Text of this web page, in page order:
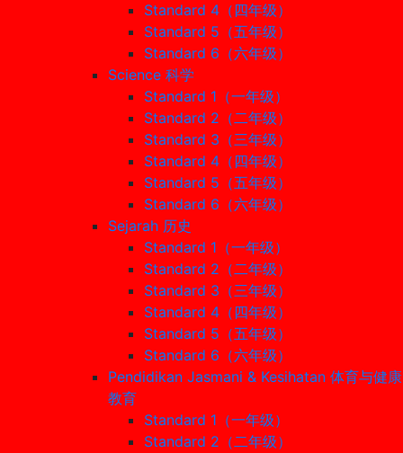
Standard 4（四年级）
Standard 5（五年级）
Standard 6（六年级）
Science 科学
Standard 1（一年级）
Standard 2（二年级）
Standard 3（三年级）
Standard 4（四年级）
Standard 5（五年级）
Standard 6（六年级）
Sejarah 历史
Standard 1（一年级）
Standard 2（二年级）
Standard 3（三年级）
Standard 4（四年级）
Standard 5（五年级）
Standard 6（六年级）
Pendidikan Jasmani & Kesihatan 体育与健康
教育
Standard 1（一年级）
Standard 2（二年级）